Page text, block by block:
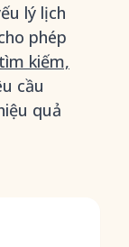
lý lịch
phép
tìm kiếm,
cầu
quả